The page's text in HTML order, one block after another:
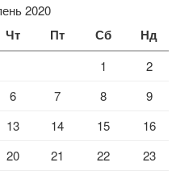
2020
Чт Пт Сб Нд
1
2
6 7 8
9
13 14 15
16
20 21 22
23